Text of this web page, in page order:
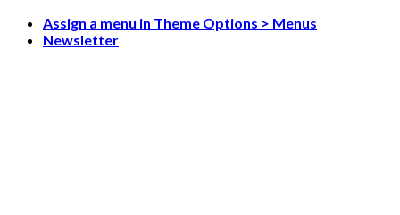
Skip
Assign a menu in Theme Options > Menus
Newsletter